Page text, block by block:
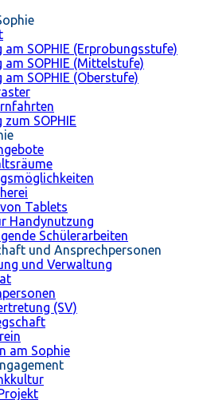
am SOPHIE (Erprobungsstufe)
am SOPHIE (Mittelstufe)
am SOPHIE (Oberstufe)
zum SOPHIE
Tablets
Handynutzung
Schülerarbeiten
und Ansprechpersonen
und Verwaltung
(SV)
am Sophie